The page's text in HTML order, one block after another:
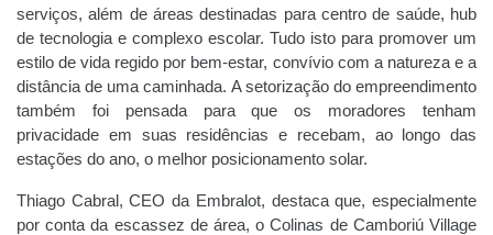
serviços, além de áreas destinadas para centro de saúde, hub
de tecnologia e complexo escolar. Tudo isto para promover um
estilo de vida regido por bem-estar, convívio com a natureza e a
distância de uma caminhada. A setorização do empreendimento
também foi pensada para que os moradores tenham
privacidade em suas residências e recebam, ao longo das
estações do ano, o melhor posicionamento solar.
Thiago Cabral, CEO da Embralot, destaca que, especialmente
por conta da escassez de área, o Colinas de Camboriú Village